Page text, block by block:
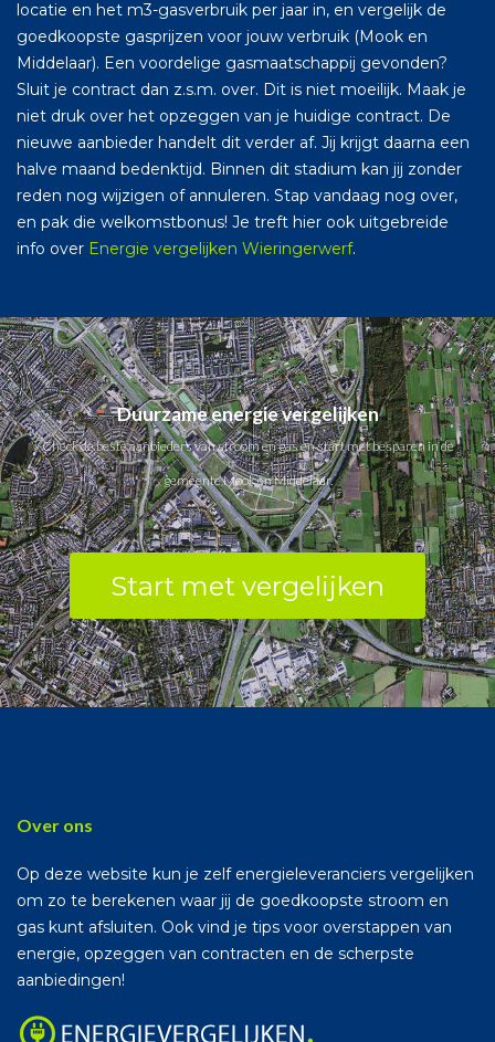
locatie en het m3-gasverbruik per jaar in, en vergelijk de
goedkoopste gasprijzen voor jouw verbruik (Mook en
Middelaar). Een voordelige gasmaatschappij gevonden?
Sluit je contract dan z.s.m. over. Dit is niet moeilijk. Maak je
niet druk over het opzeggen van je huidige contract. De
nieuwe aanbieder handelt dit verder af. Jij krijgt daarna een
halve maand bedenktijd. Binnen dit stadium kan jij zonder
reden nog wijzigen of annuleren. Stap vandaag nog over,
en pak die welkomstbonus! Je treft hier ook uitgebreide
info over Energie vergelijken Wieringerwerf.
Duurzame energie vergelijken
Check de beste aanbieders van stroom en gas en start met besparen in de
gemeente Mook en Middelaar.
Start met vergelijken
Over ons
Op deze website kun je zelf energieleveranciers vergelijken
om zo te berekenen waar jij de goedkoopste stroom en
gas kunt afsluiten. Ook vind je tips voor overstappen van
energie, opzeggen van contracten en de scherpste
aanbiedingen!